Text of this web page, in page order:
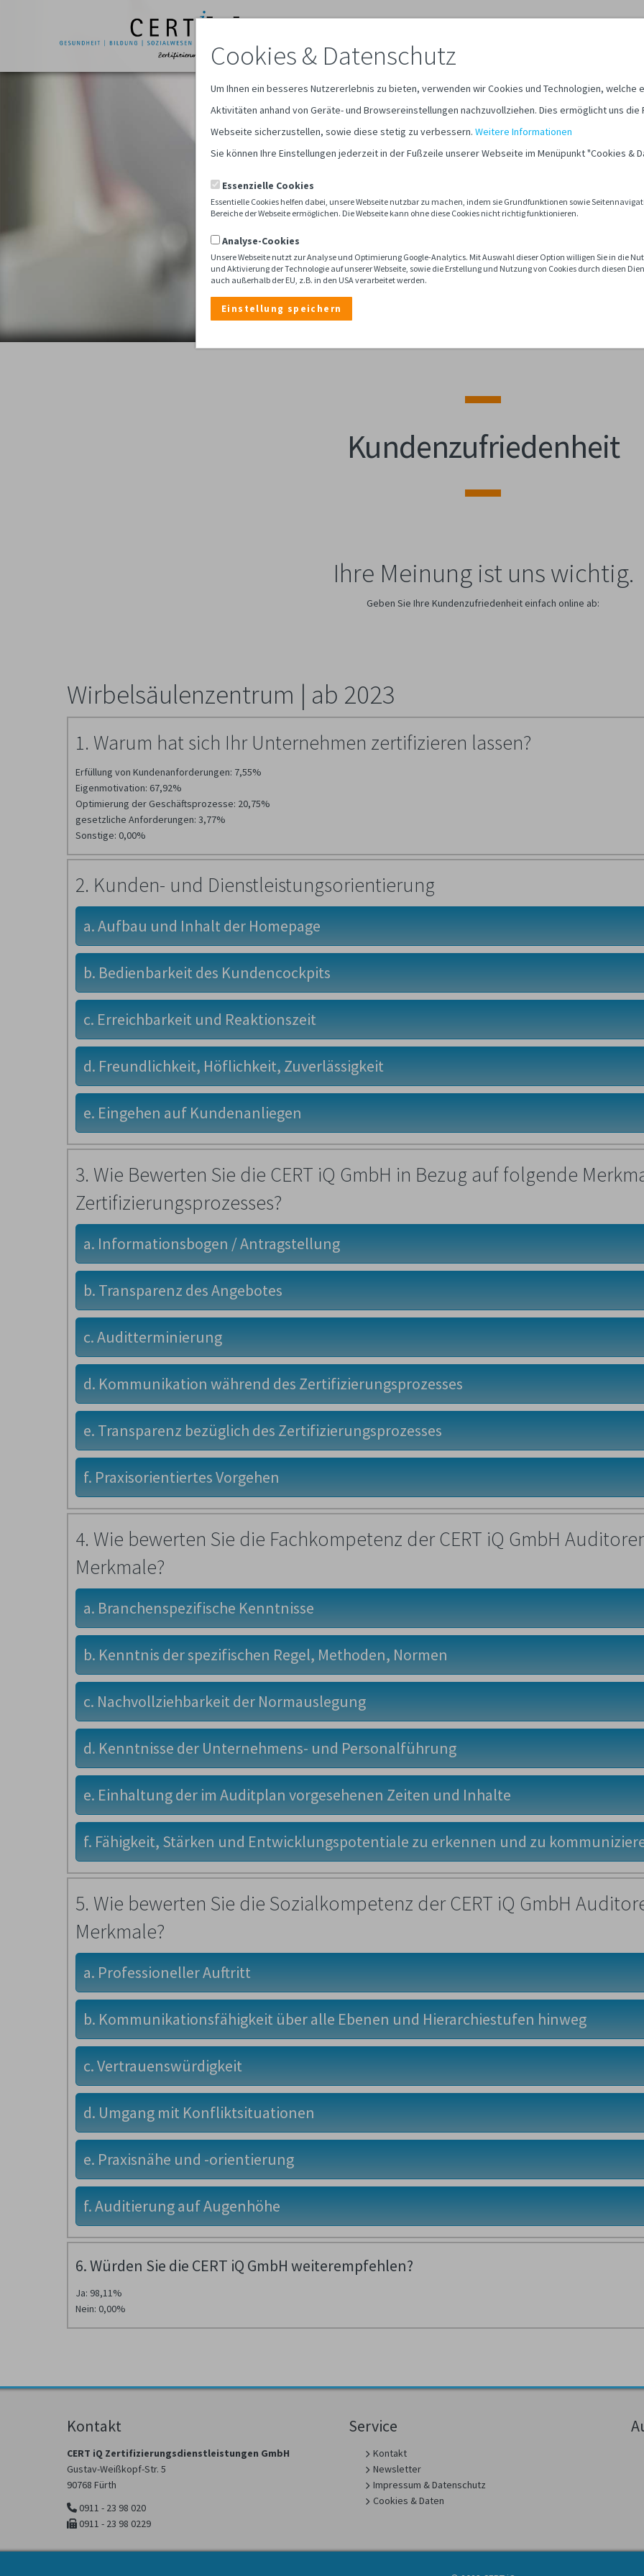
Kundenzufriedenheit
Ihre Meinung ist uns wichtig.
Geben Sie Ihre Kundenzufriedenheit einfach online ab:
Wirbelsäulenzentrum | ab 2023
1. Warum hat sich Ihr Unternehmen zertifizieren lassen?
Erfüllung von Kundenanforderungen: 7,55%
Eigenmotivation: 67,92%
Optimierung der Geschäftsprozesse: 20,75%
gesetzliche Anforderungen: 3,77%
Sonstige: 0,00%
2. Kunden- und Dienstleistungsorientierung
a. Aufbau und Inhalt der Homepage
b. Bedienbarkeit des Kundencockpits
c. Erreichbarkeit und Reaktionszeit
d. Freundlichkeit, Höflichkeit, Zuverlässigkeit
e. Eingehen auf Kundenanliegen
3. Wie Bewerten Sie die CERT iQ GmbH in Bezug auf folgende
Zertifizierungsprozesses?
a. Informationsbogen / Antragstellung
b. Transparenz des Angebotes
c. Auditterminierung
d. Kommunikation während des Zertifizierungsprozesses
e. Transparenz bezüglich des Zertifizierungsprozesses
f. Praxisorientiertes Vorgehen
4. Wie bewerten Sie die Fachkompetenz der CERT iQ GmbH
Merkmale?
a. Branchenspezifische Kenntnisse
b. Kenntnis der spezifischen Regel, Methoden, Normen
c. Nachvollziehbarkeit der Normauslegung
d. Kenntnisse der Unternehmens- und Personalführung
e. Einhaltung der im Auditplan vorgesehenen Zeiten und Inhalte
f. Fähigkeit, Stärken und Entwicklungspotentiale zu erkennen und zu
5. Wie bewerten Sie die Sozialkompetenz der CERT iQ GmbH
Merkmale?
a. Professioneller Auftritt
b. Kommunikationsfähigkeit über alle Ebenen und Hierarchiestufen hinweg
c. Vertrauenswürdigkeit
d. Umgang mit Konfliktsituationen
e. Praxisnähe und -orientierung
f. Auditierung auf Augenhöhe
6. Würden Sie die CERT iQ GmbH weiterempfehlen?
Ja: 98,11%
Nein: 0,00%
Kontakt
CERT iQ Zertifizierungsdienstleistungen GmbH
Gustav-Weißkopf-Str. 5
90768 Fürth
0911 - 23 98 020
0911 - 23 98 0229
Service
Kontakt
Newsletter
Impressum & Datenschutz
Cookies & Daten
Cookies & Datenschutz
Um Ihnen ein besseres Nutzererlebnis zu bieten, verwenden wir Cookies und Technologien, welche
Aktivitäten anhand von Geräte- und Browsereinstellungen nachzuvollziehen. Dies ermöglicht uns
Webseite sicherzustellen, sowie diese stetig zu verbessern. Weitere Informationen
Sie können Ihre Einstellungen jederzeit in der Fußzeile unserer Webseite im Menüpunkt "Cookies &
Essenzielle Cookies
Essentielle Cookies helfen dabei, unsere Webseite nutzbar zu machen, indem sie Grundfunktionen sowie
Bereiche der Webseite ermöglichen. Die Webseite kann ohne diese Cookies nicht richtig funktionieren.
Analyse-Cookies
Unsere Webseite nutzt zur Analyse und Optimierung Google-Analytics. Mit Auswahl dieser Option willigen Sie in die
und Aktivierung der Technologie auf unserer Webseite, sowie die Erstellung und Nutzung von Cookies durch diesen
auch außerhalb der EU, z.B. in den USA verarbeitet werden.